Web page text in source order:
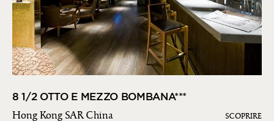
8 1/2 OTTO E MEZZO BOMBANA***
Hong Kong SAR China SCOPRIRE